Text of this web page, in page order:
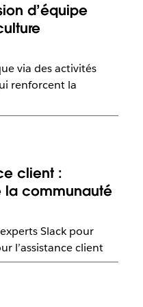
d’équipe
via des activités
renforcent la
client :
la communauté
Slack pour
l’assistance client